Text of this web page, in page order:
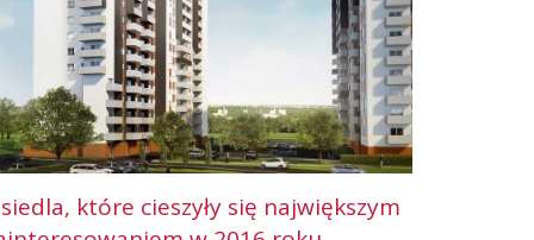
które cieszyły się największym